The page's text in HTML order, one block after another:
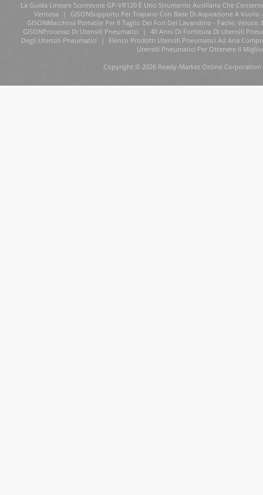
La Guida Lineare Scorrevole GP-VR120 È Uno Strumento Ausiliario Che
Ventosa
|
GISONSupporto Per Trapano Con Base Di Aspirazione A Vuoto
GISONMacchina Portatile Per Il Taglio Dei Fori Del Lavandino - Facile.
GISONProcesso Di Utensili Pneumatici
| 40 Anni Di Fornitura Di Utensili
Degli Utensili Pneumatici
|
Elenco Prodotti Utensili Pneumatici Ad Aria
Utensili Pneumatici Per Ottenere Il
Copyright © 2026 Ready-Market Online